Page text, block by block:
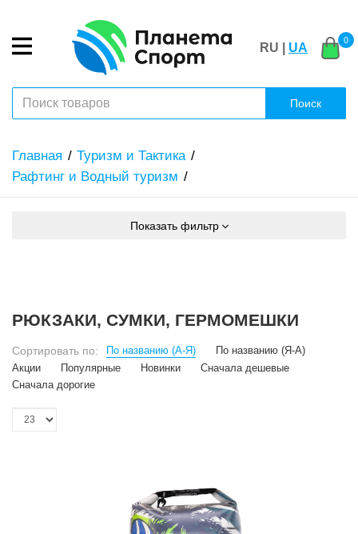
RU | UA
0
Поиск
Главная
Туризм и Тактика
Рафтинг и Водный туризм
Показать фильтр
РЮКЗАКИ, СУМКИ, ГЕРМОМЕШКИ
Сортировать по: По названию (А-Я)
По названию (Я-А)
Акции
Популярные Новинки
Сначала дешевые
Сначала дорогие